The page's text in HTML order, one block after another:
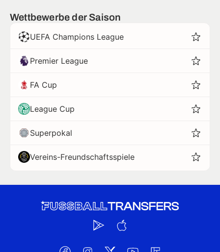
Wettbewerbe der Saison
UEFA Champions League
Premier League
FA Cup
League Cup
Superpokal
Vereins-Freundschaftsspiele